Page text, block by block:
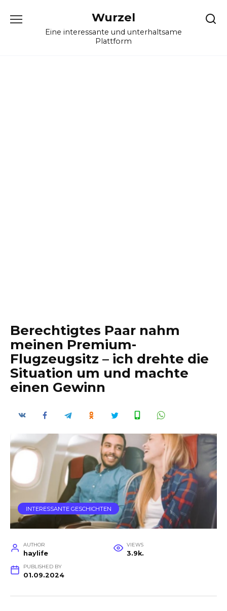
Wurzel
Eine interessante und unterhaltsame
Plattform
Berechtigtes Paar nahm
meinen Premium-
Flugzeugsitz – ich drehte die
Situation um und machte
einen Gewinn
INTERESSANTE GESCHICHTEN
AUTHOR
haylife
VIEWS
3.9k.
PUBLISHED BY
01.09.2024